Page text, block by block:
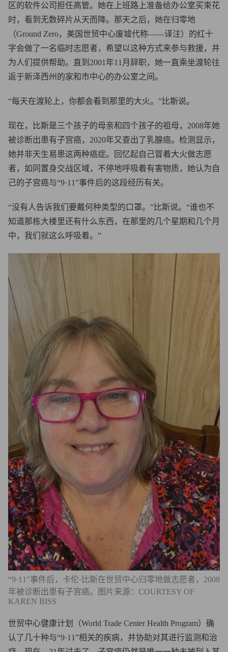
区的软件公司担任高管。她在上班路上准备给办公室买束花
时，看到无数碎片从天而降。那天之后，她在归零地
（Ground Zero，美国世贸中心废墟代称——译注）的红十
字会做了一名临时志愿者，希望以这种方式来参与救援，并
为人们提供帮助。直到2001年11月辞职，她一直乘坐渡轮往
返于新泽西州的家和市中心的办公室之间。
“每天在渡轮上，你都会看到那里的大火。”比斯说。
现在，比斯是三个孩子的母亲和四个孩子的祖母，2008年她
被诊断出患有子宫癌，2020年又查出了乳腺癌。检测显示，
她并非天生易患这两种癌症。回忆起自己冒着大火做志愿
者，如同置身交战区域，不停地呼吸着有害物质，她认为自
己的子宫癌与“9·11”事件后的这段经历有关。
“没有人告诉我们要戴何种类型的口罩。”比斯说。“谁也不
知道那栋大楼里还有什么东西，在那里的几个星期和几个月
中，我们就这么呼吸着。”
“9·11”事件后，卡伦·比斯在世贸中心归零地做志愿者，2008
年被诊断出患有子宫癌。图片来源：COURTESY OF
KAREN BISS
世贸中心健康计划（World Trade Center Health Program）确
认了几十种与“9·11”相关的疾病，并协助对其进行监测和治